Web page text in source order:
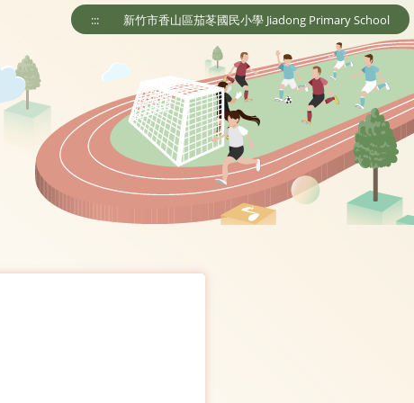
::: 新竹市香山區茄苳國民小學 Jiadong Primary School